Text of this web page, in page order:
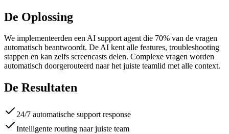
De Oplossing
We implementeerden een AI support agent die 70% van de vragen
automatisch beantwoordt. De AI kent alle features, troubleshooting
stappen en kan zelfs screencasts delen. Complexe vragen worden
automatisch doorgerouteerd naar het juiste teamlid met alle context.
De Resultaten
24/7 automatische support response
Intelligente routing naar juiste team